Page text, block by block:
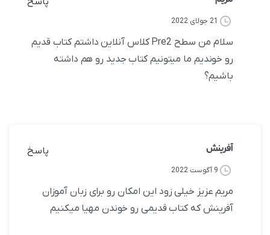
21 جولای 2022
سلام من سطح Pre2 کلاس آنلاین داشتم کتاب قدیم
رو خوندیم ما میتونیم کتاب جدید رو هم داشته
باشیم؟
آفرینش پاسخ
9 آگوست 2022
مریم عزیز خیلی زود این امکان رو برای زبان آموزان
آفرینش که کتاب قدیمی رو خوندن مهیا میکنیم